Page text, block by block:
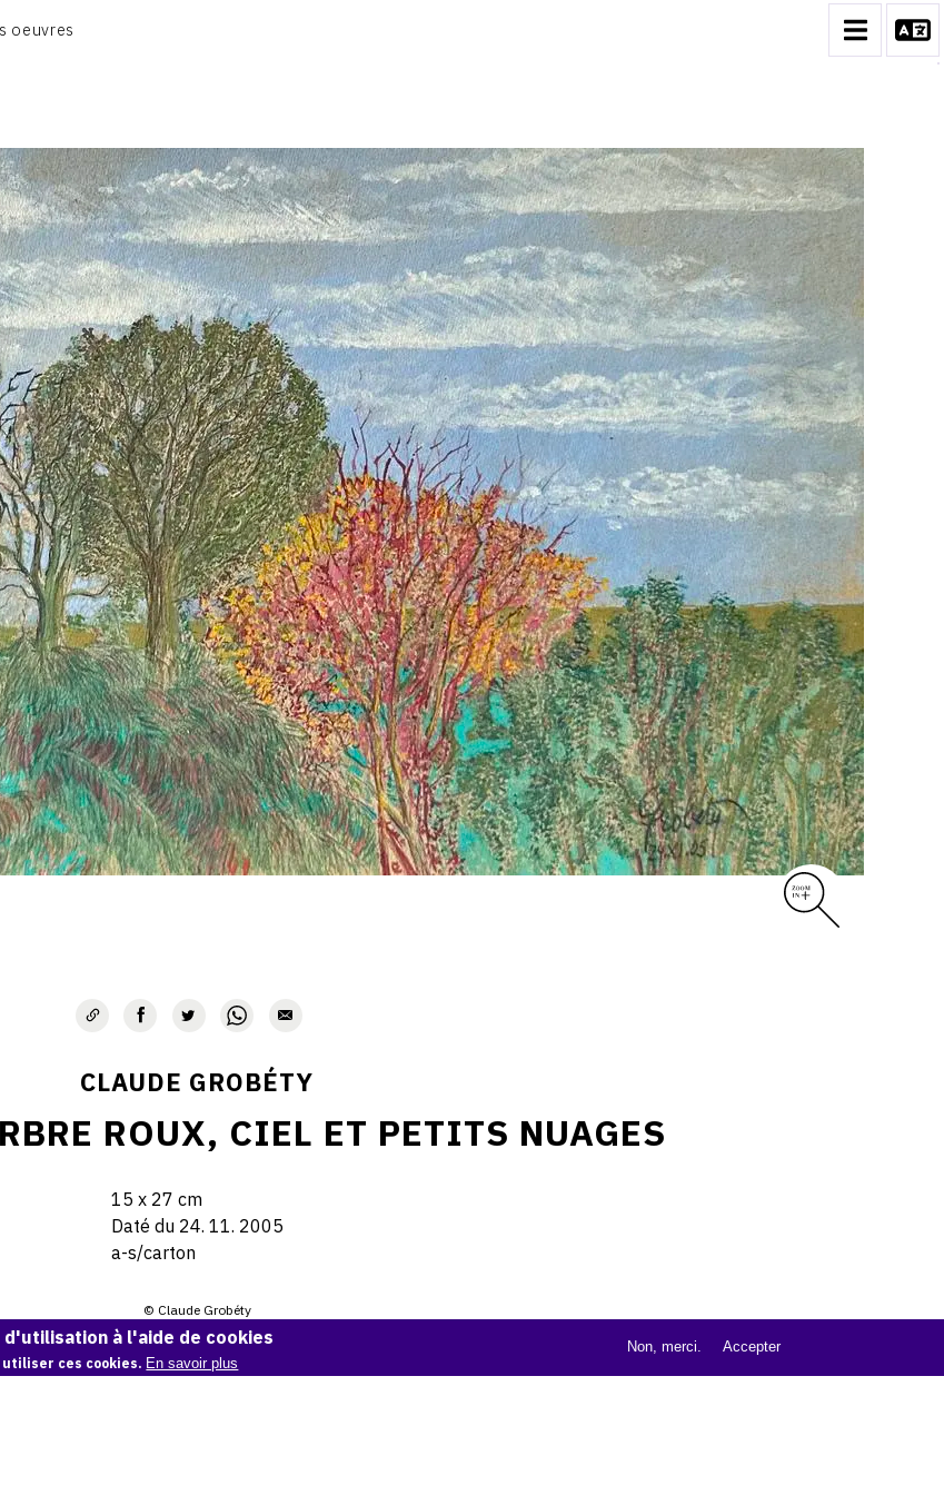
oeuvres
CLAUDE GROBÉTY
ROUX, CIEL ET PETITS NUAGES
15 x 27 cm
Daté du 24. 11. 2005
a-s/carton
© Claude Grobéty
Demande d'information
à l'aide de cookies
ces cookies. En savoir plus
Non, merci. Accepter